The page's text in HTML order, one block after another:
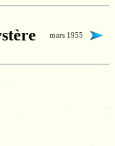
mars 1955